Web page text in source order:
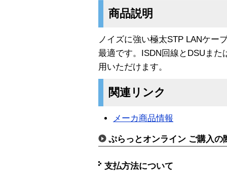
商品説明
ノイズに強い極太STP LANケー
最適です。ISDN回線とDSUまた
用いただけます。
関連リンク
メーカ商品情報
ぷらっとオンライン ご購入の
支払方法について